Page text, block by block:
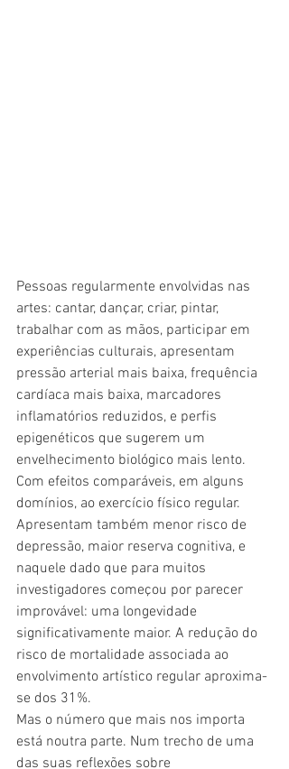
Pessoas regularmente envolvidas nas
artes: cantar, dançar, criar, pintar,
trabalhar com as mãos, participar em
experiências culturais, apresentam
pressão arterial mais baixa, frequência
cardíaca mais baixa, marcadores
inflamatórios reduzidos, e perfis
epigenéticos que sugerem um
envelhecimento biológico mais lento.
Com efeitos comparáveis, em alguns
domínios, ao exercício físico regular.
Apresentam também menor risco de
depressão, maior reserva cognitiva, e
naquele dado que para muitos
investigadores começou por parecer
improvável: uma longevidade
significativamente maior. A redução do
risco de mortalidade associada ao
envolvimento artístico regular aproxima-
se dos 31%.
Mas o número que mais nos importa
está noutra parte. Num trecho de uma
das suas reflexões sobre